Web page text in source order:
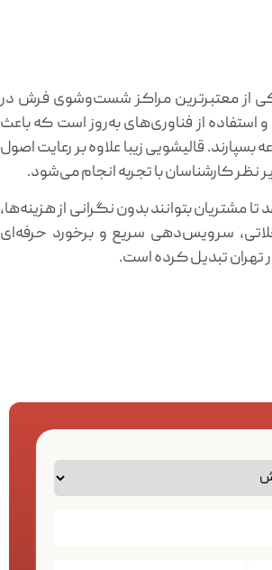
از معتبرترین مراکز شست‌وشوی فرش در
استفاده از فناوری‌های به‌روز است که باعث
قالیشویی زیبا علاوه بر رعایت اصول
نظر کارشناسان با تجربه انجام می‌شود.
مشتریان بتوانند بدون نگرانی از هزینه‌ها،
سرویس‌دهی سریع و برخورد حرفه‌ای
تهران تبدیل کرده است.